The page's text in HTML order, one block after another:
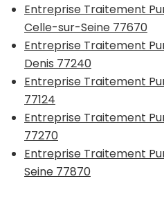
Entreprise Traitement
Celle-sur-Seine 77670
Entreprise Traitement
Denis 77240
Entreprise Traitement
77124
Entreprise Traitement
77270
Entreprise Traitement
Seine 77870